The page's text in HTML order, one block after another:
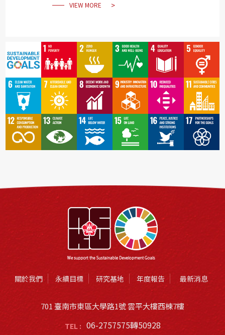
VIEW MORE
關於我們 永續目標 研究基地 年度報告 最新消息
701 臺南市東區大學路1號 雲平大樓西棟7樓
TEL : 06-2757575轉50928